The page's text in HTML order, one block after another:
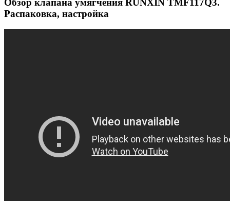
Обзор клапана умягчения RUNXIN TMF117Q3.
Распаковка, настройка